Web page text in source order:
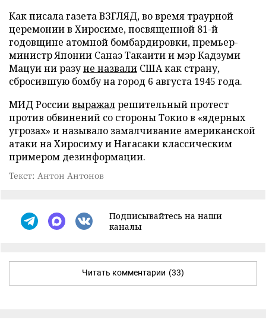
Как писала газета ВЗГЛЯД, во время траурной
церемонии в Хиросиме, посвященной 81-й
годовщине атомной бомбардировки, премьер-
министр Японии Санаэ Такаити и мэр Кадзуми
Мацуи ни разуне назвали США как страну,
сбросившую бомбу на город 6 августа 1945 года.
МИД Россиивыражалрешительный протест
против обвинений со стороны Токио в «ядерных
угрозах» и называло замалчивание американской
атаки на Хиросиму и Нагасаки классическим
примером дезинформации.
Текст: Антон Антонов
Подписывайтесь на наши
каналы
Читать комментарии (33)